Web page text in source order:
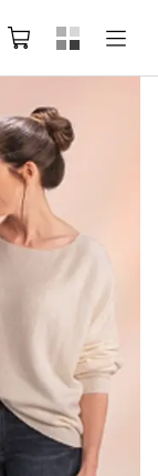
Søk Handlekurv